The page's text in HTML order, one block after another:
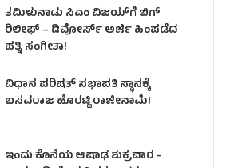
ತಮಿಳುನಾಡು ಸಿಎಂ ವಿಜಯ್‌ಗೆ ಬಿಗ್
ರಿಲೀಫ್ – ಡಿವೋರ್ಸ್ ಅರ್ಜಿ ಹಿಂಪಡೆದ
ಪತ್ನಿ ಸಂಗೀತಾ!
ವಿಧಾನ ಪರಿಷತ್ ಸಭಾಪತಿ ಸ್ಥಾನಕ್ಕೆ
ಬಸವರಾಜ ಹೊರಟ್ಟಿ ರಾಜೀನಾಮೆ!
ಇಂದು ಕೊನೆಯ ಆಷಾಢ ಶುಕ್ರವಾರ –